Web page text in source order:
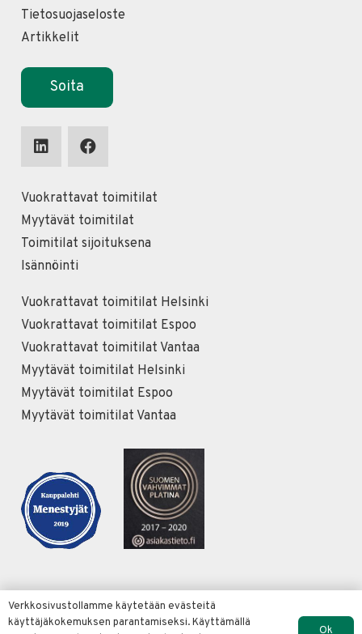
Tietosuojaseloste
Artikkelit
Soita
Vuokrattavat toimitilat
Myytävät toimitilat
Toimitilat sijoituksena
Isännöinti
Vuokrattavat toimitilat Helsinki
Vuokrattavat toimitilat Espoo
Vuokrattavat toimitilat Vantaa
Myytävät toimitilat Helsinki
Myytävät toimitilat Espoo
Myytävät toimitilat Vantaa
© Copyright Conorin Oy 2022 |Verkkosivut Merja
Verkkosivustollamme käytetään evästeitä
käyttäjäkokemuksen parantamiseksi. Käyttämällä
Ok